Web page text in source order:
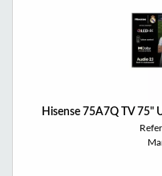
Hisense 75A7Q TV 75"